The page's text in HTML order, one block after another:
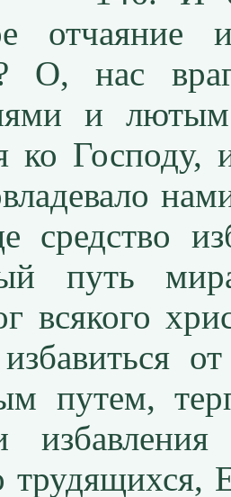
О, нас враг
и
ко
средство
путь
всякого
избавиться
путем,
трудящихся,